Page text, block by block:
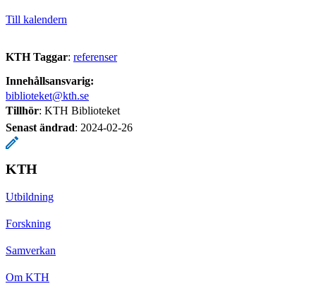
Till kalendern
KTH Taggar: referenser
Innehållsansvarig:
biblioteket@kth.se
Tillhör: KTH Biblioteket
Senast ändrad: 2024-02-26
KTH
Utbildning
Forskning
Samverkan
Om KTH